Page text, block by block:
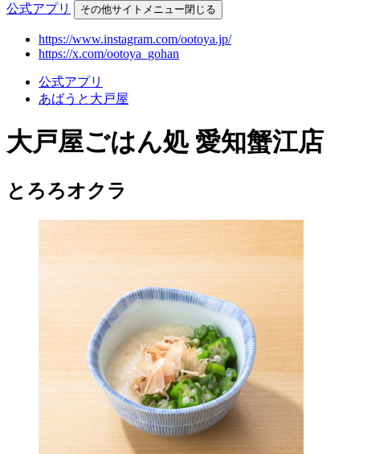
公式アプリ その他サイトメニュー閉じる
https://www.instagram.com/ootoya.jp/
https://x.com/ootoya_gohan
公式アプリ
あばうと大戸屋
大戸屋ごはん処 愛知蟹江店
とろろオクラ